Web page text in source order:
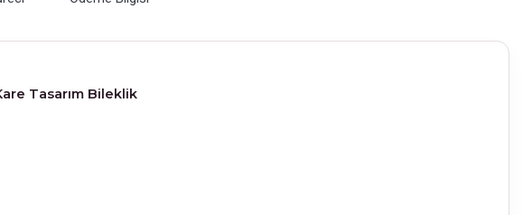
Tasarım Bileklik